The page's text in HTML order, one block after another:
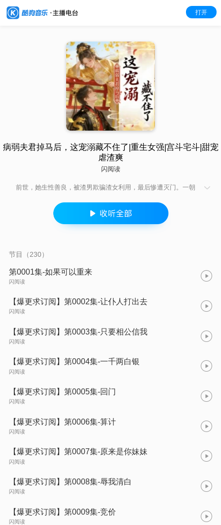
打开
病弱夫君掉马后，这宠溺藏不住了|重生女强|宫斗宅斗|甜宠
虐渣爽
闪阅读
前世，她生性善良，被渣男欺骗渣女利用，最后惨遭灭门。一朝
心，反起复仇！害我者？杀！欺我者？除！骗我者？舍！步步为
营，只为保护家宅安宁，处心积虑，只为让那些作恶多端的人受
到应有的惩罚，精于算计，只为将曾经失去的一切再次牢牢握在
公，你什么时候学会的武功？”男人笑她：“从认识你开始。”
节目（230）
第0001集-如果可以重来
闪阅读
【爆更求订阅】第0002集-让仆人打出去
闪阅读
【爆更求订阅】第0003集-只要相公信我
闪阅读
【爆更求订阅】第0004集-一千两白银
闪阅读
【爆更求订阅】第0005集-回门
闪阅读
【爆更求订阅】第0006集-算计
闪阅读
【爆更求订阅】第0007集-原来是你妹妹
闪阅读
【爆更求订阅】第0008集-辱我清白
闪阅读
【爆更求订阅】第0009集-竞价
闪阅读